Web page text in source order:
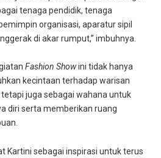
tenaga pendidik, tenaga
organisasi, aparatur sipil
di akar rumput,” imbuhnya.
Fashion Showini tidak hanya
kecintaan terhadap warisan
juga sebagai wahana untuk
diri serta memberikan ruang
Kartini sebagai inspirasi untuk terus